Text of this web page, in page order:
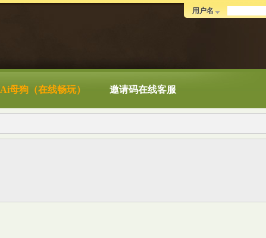
用户名
Ai母狗（在线畅玩） 邀请码在线客服